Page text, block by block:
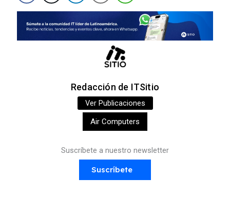
Redacción de ITSitio
Ver Publicaciones
Air Computers
Suscríbete a nuestro newsletter
Suscríbete